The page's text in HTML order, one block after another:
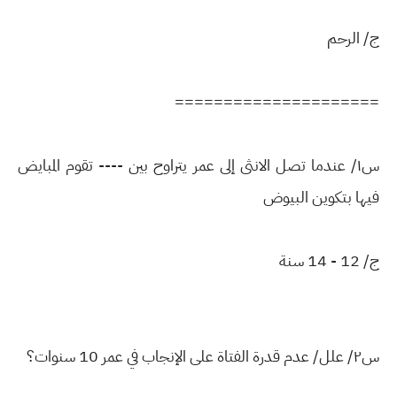
ج/ الرحم
=====================
س١/ عندما تصل الانثى إلى عمر يتراوح بين ---- تقوم المبايض
فيها بتكوين البيوض
ج/ 12 - 14 سنة
س٢/ علل/ عدم قدرة الفتاة على الإنجاب في عمر 10 سنوات؟